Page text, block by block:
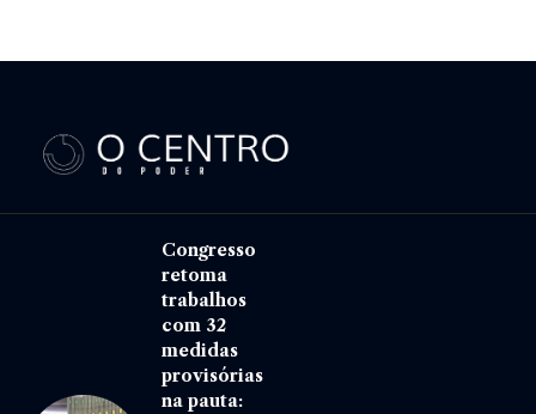
Congresso
retoma
trabalhos
com 32
medidas
provisórias
na pauta: